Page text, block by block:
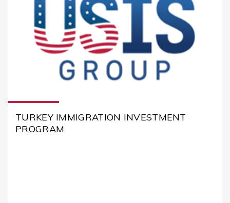
TURKEY IMMIGRATION INVESTMENT
PROGRAM